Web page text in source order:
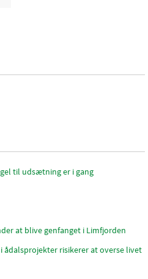
til udsætning er i gang
at blive genfanget i Limfjorden
ådalsprojekter risikerer at overse livet